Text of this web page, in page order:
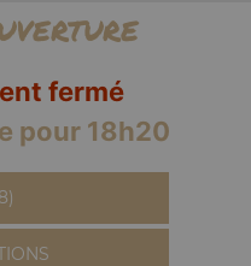
fermé
pour 18h20